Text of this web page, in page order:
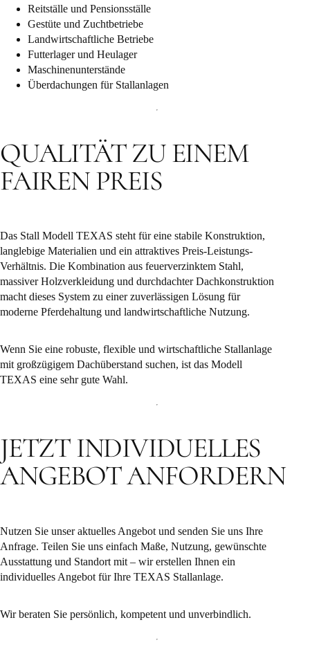
Reitställe und Pensionsställe
Gestüte und Zuchtbetriebe
Landwirtschaftliche Betriebe
Futterlager und Heulager
Maschinenunterstände
Überdachungen für Stallanlagen
QUALITÄT ZU EINEM
FAIREN PREIS
Das Stall Modell TEXAS steht für eine stabile Konstruktion,
langlebige Materialien und ein attraktives Preis-Leistungs-
Verhältnis. Die Kombination aus feuerverzinktem Stahl,
massiver Holzverkleidung und durchdachter Dachkonstruktion
macht dieses System zu einer zuverlässigen Lösung für
moderne Pferdehaltung und landwirtschaftliche Nutzung.
Wenn Sie eine robuste, flexible und wirtschaftliche Stallanlage
mit großzügigem Dachüberstand suchen, ist das Modell
TEXAS eine sehr gute Wahl.
JETZT INDIVIDUELLES
ANGEBOT ANFORDERN
Nutzen Sie unser aktuelles Angebot und senden Sie uns Ihre
Anfrage. Teilen Sie uns einfach Maße, Nutzung, gewünschte
Ausstattung und Standort mit – wir erstellen Ihnen ein
individuelles Angebot für Ihre TEXAS Stallanlage.
Wir beraten Sie persönlich, kompetent und unverbindlich.